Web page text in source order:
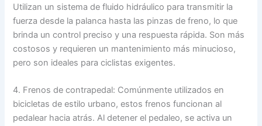
Utilizan un sistema de fluido hidráulico para transmitir la
fuerza desde la palanca hasta las pinzas de freno, lo que
brinda un control preciso y una respuesta rápida. Son más
costosos y requieren un mantenimiento más minucioso,
pero son ideales para ciclistas exigentes.
4. Frenos de contrapedal: Comúnmente utilizados en
bicicletas de estilo urbano, estos frenos funcionan al
pedalear hacia atrás. Al detener el pedaleo, se activa un